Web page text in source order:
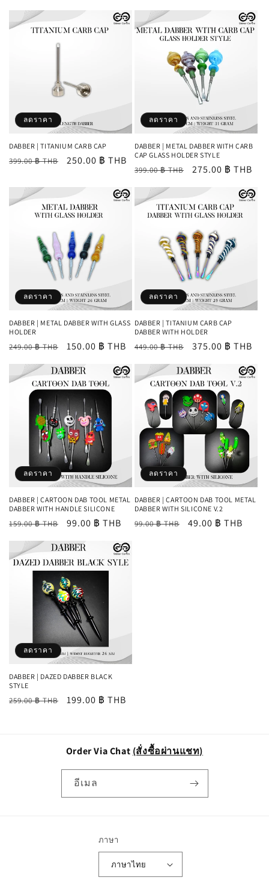
ลดราคา
DABBER | TITANIUM CARB CAP
ราคา
399.00 ฿ THB
ราคา
250.00 ฿ THB
ลดราคา
DABBER | METAL DABBER WITH CARB
CAP GLASS HOLDER STYLE
ราคา
399.00 ฿ THB
ราคา
275.00 ฿ THB
ลดราคา
DABBER | METAL DABBER WITH GLASS
HOLDER
ราคา
249.00 ฿ THB
ราคา
150.00 ฿ THB
ลดราคา
DABBER | TITANIUM CARB CAP
DABBER WITH HOLDER
ราคา
449.00 ฿ THB
ราคา
375.00 ฿ THB
ลดราคา
DABBER | CARTOON DAB TOOL METAL
DABBER WITH HANDLE SILICONE
ราคา
159.00 ฿ THB
ราคา
99.00 ฿ THB
ลดราคา
DABBER | CARTOON DAB TOOL METAL
DABBER WITH SILICONE V.2
ราคา
99.00 ฿ THB
ราคา
49.00 ฿ THB
ลดราคา
DABBER | DAZED DABBER BLACK
STYLE
ราคา
259.00 ฿ THB
ราคา
199.00 ฿ THB
Order Via Chat (สั่งซื้อผ่านแชท)
อีเมล
ภาษา
ภาษาไทย